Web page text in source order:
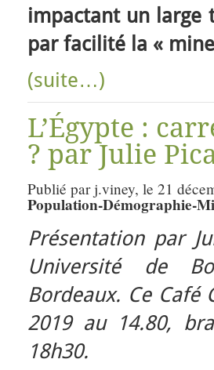
impactant un large
par facilité la «
(suite…)
L’Égypte :
? par Julie
Publié par j.viney, le 21
Population-Démographie-
Présentation par
Université de
Bordeaux. Ce Café
2019 au 14.80,
18h30.